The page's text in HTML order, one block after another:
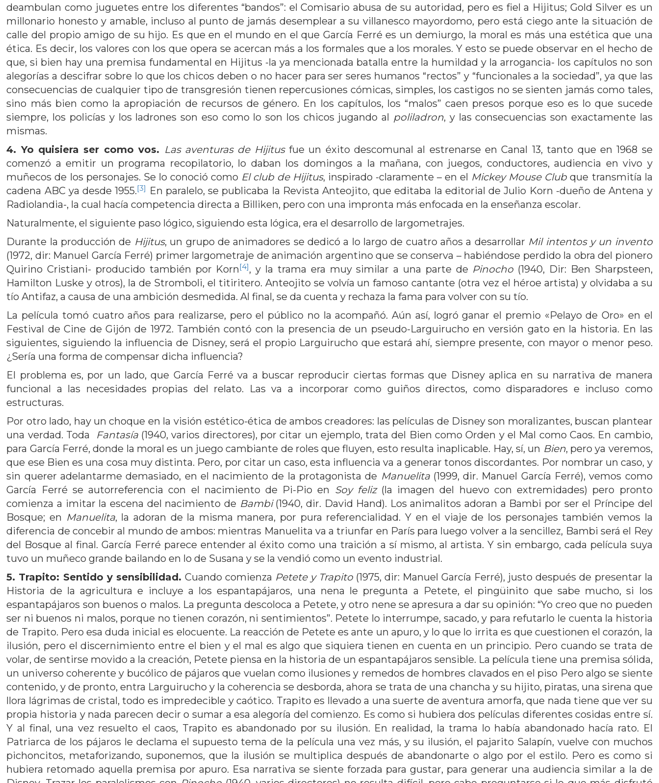
deambulan como juguetes entre los diferentes “bandos”: el Comisario abusa de su autoridad, pero es fiel a Hijitus; Gold Silver es un
millonario honesto y amable, incluso al punto de jamás desemplear a su villanesco mayordomo, pero está ciego ante la situación de
calle del propio amigo de su hijo. Es que en el mundo en el que García Ferré es un demiurgo, la moral es más una estética que una
ética. Es decir, los valores con los que opera se acercan más a los formales que a los morales. Y esto se puede observar en el hecho de
que, si bien hay una premisa fundamental en Hijitus -la ya mencionada batalla entre la humildad y la arrogancia- los capítulos no son
alegorías a descifrar sobre lo que los chicos deben o no hacer para ser seres humanos “rectos” y “funcionales a la sociedad”, ya que las
consecuencias de cualquier tipo de transgresión tienen repercusiones cómicas, simples, los castigos no se sienten jamás como tales,
sino más bien como la apropiación de recursos de género. En los capítulos, los “malos” caen presos porque eso es lo que sucede
siempre, los policías y los ladrones son eso como lo son los chicos jugando al poliladron, y las consecuencias son exactamente las
mismas.
4. Yo quisiera ser como vos. Las aventuras de Hijitusfue un éxito descomunal al estrenarse en Canal 13, tanto que en 1968 se
comenzó a emitir un programa recopilatorio, lo daban los domingos a la mañana, con juegos, conductores, audiencia en vivo y
muñecos de los personajes. Se lo conoció como El club de Hijitus, inspirado -claramente – en el Mickey Mouse Clubque transmitía la
cadena ABC ya desde 1955.[3] En paralelo, se publicaba la Revista Anteojito, que editaba la editorial de Julio Korn -dueño de Antena y
Radiolandia-, la cual hacía competencia directa a Billiken, pero con una impronta más enfocada en la enseñanza escolar.
Naturalmente, el siguiente paso lógico, siguiendo esta lógica, era el desarrollo de largometrajes.
Durante la producción de Hijitus, un grupo de animadores se dedicó a lo largo de cuatro años a desarrollar Mil intentos y un invento
(1972, dir: Manuel García Ferré) primer largometraje de animación argentino que se conserva – habiéndose perdido la obra del pionero
Quirino Cristiani- producido también por Korn[4], y la trama era muy similar a una parte de Pinocho (1940, Dir: Ben Sharpsteen,
Hamilton Luske y otros), la de Stromboli, el titiritero. Anteojito se volvía un famoso cantante (otra vez el héroe artista) y olvidaba a su
tío Antifaz, a causa de una ambición desmedida. Al final, se da cuenta y rechaza la fama para volver con su tío.
La película tomó cuatro años para realizarse, pero el público no la acompañó. Aún así, logró ganar el premio «Pelayo de Oro» en el
Festival de Cine de Gijón de 1972. También contó con la presencia de un pseudo-Larguirucho en versión gato en la historia. En las
siguientes, siguiendo la influencia de Disney, será el propio Larguirucho que estará ahí, siempre presente, con mayor o menor peso.
¿Sería una forma de compensar dicha influencia?
El problema es, por un lado, que García Ferré va a buscar reproducir ciertas formas que Disney aplica en su narrativa de manera
funcional a las necesidades propias del relato. Las va a incorporar como guiños directos, como disparadores e incluso como
estructuras.
Por otro lado, hay un choque en la visión estético-ética de ambos creadores: las películas de Disney son moralizantes, buscan plantear
una verdad. Toda Fantasía(1940, varios directores), por citar un ejemplo, trata del Bien como Orden y el Mal como Caos. En cambio,
para García Ferré, donde la moral es un juego cambiante de roles que fluyen, esto resulta inaplicable. Hay, sí, un Bien, pero ya veremos,
que ese Bien es una cosa muy distinta. Pero, por citar un caso, esta influencia va a generar tonos discordantes. Por nombrar un caso, y
sin querer adelantarme demasiado, en el nacimiento de la protagonista de Manuelita(1999, dir. Manuel García Ferré), vemos como
García Ferré se autorreferencia con el nacimiento de Pi-Pio en Soy feliz(la imagen del huevo con extremidades) pero pronto
comienza a imitar la escena del nacimiento de Bambi(1940, dir. David Hand). Los animalitos adoran a Bambi por ser el Príncipe del
Bosque; en Manuelita, la adoran de la misma manera, por pura referencialidad. Y en el viaje de los personajes también vemos la
diferencia de concebir al mundo de ambos: mientras Manuelita va a triunfar en París para luego volver a la sencillez, Bambi será el Rey
del Bosque al final. García Ferré parece entender al éxito como una traición a sí mismo, al artista. Y sin embargo, cada película suya
tuvo un muñeco grande bailando en lo de Susana y se la vendió como un evento industrial.
5. Trapito: Sentido y sensibilidad. Cuando comienza Petete y Trapito(1975, dir: Manuel García Ferré), justo después de presentar la
Historia de la agricultura e incluye a los espantapájaros, una nena le pregunta a Petete, el pingüinito que sabe mucho, si los
espantapájaros son buenos o malos. La pregunta descoloca a Petete, y otro nene se apresura a dar su opinión: “Yo creo que no pueden
ser ni buenos ni malos, porque no tienen corazón, ni sentimientos”. Petete lo interrumpe, sacado, y para refutarlo le cuenta la historia
de Trapito. Pero esa duda inicial es elocuente. La reacción de Petete es ante un apuro, y lo que lo irrita es que cuestionen el corazón, la
ilusión, pero el discernimiento entre el bien y el mal es algo que siquiera tienen en cuenta en un principio. Pero cuando se trata de
volar, de sentirse movido a la creación, Petete piensa en la historia de un espantapájaros sensible. La película tiene una premisa sólida,
un universo coherente y bucólico de pájaros que vuelan como ilusiones y remedos de hombres clavados en el piso Pero algo se siente
contenido, y de pronto, entra Larguirucho y la coherencia se desborda, ahora se trata de una chancha y su hijito, piratas, una sirena que
llora lágrimas de cristal, todo es impredecible y caótico. Trapito es llevado a una suerte de aventura amorfa, que nada tiene que ver su
propia historia y nada parecen decir o sumar a esa alegoría del comienzo. Es como si hubiera dos películas diferentes cosidas entre sí.
Y al final, una vez resuelto el caos, Trapito es abandonado por su ilusión. En realidad, la trama lo había abandonado hacía rato. El
Patriarca de los pájaros le declama el supuesto tema de la película una vez más, y su ilusión, el pajarito Salapín, vuelve con muchos
pichoncitos, metaforizando, suponemos, que la ilusión se multiplica después de abandonarte o algo por el estilo. Pero es como si
hubiera retomado aquella premisa por apuro. Esa narrativa se siente forzada para gustar, para generar una audiencia similar a la de